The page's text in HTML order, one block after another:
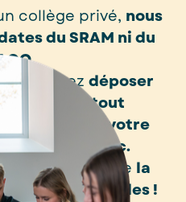
collège privé, nous
du SRAM ni du
pouvez déposer
nous à tout
cela affecte votre
un cégep public.
vraiment faire la
projet d’études !